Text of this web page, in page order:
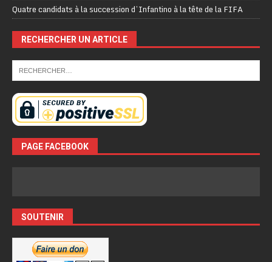
Quatre candidats à la succession d’Infantino à la tête de la FIFA
RECHERCHER UN ARTICLE
PAGE FACEBOOK
SOUTENIR